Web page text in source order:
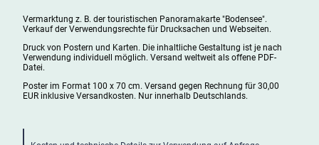
Vermarktung z. B. der touristischen Panoramakarte "Bodensee".
Verkauf der Verwendungsrechte für Drucksachen und Webseiten.
Druck von Postern und Karten. Die inhaltliche Gestaltung ist je nach
Verwendung individuell möglich. Versand weltweit als offene PDF-
Datei.
Poster im Format 100 x 70 cm. Versand gegen Rechnung für 30,00
EUR inklusive Versandkosten. Nur innerhalb Deutschlands.